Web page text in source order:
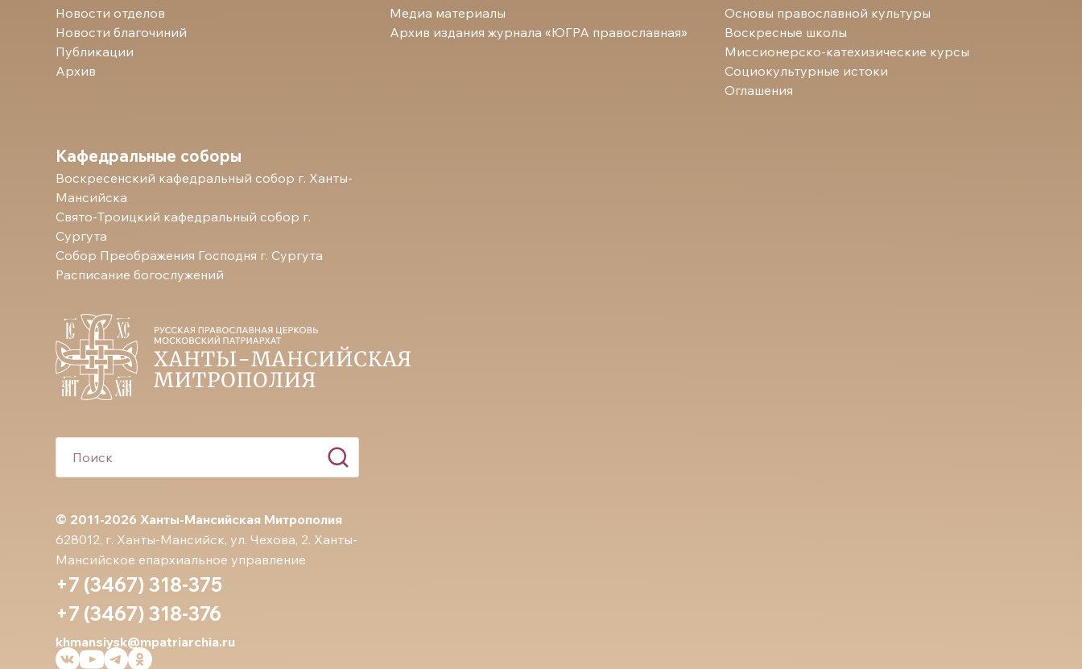
© 2011-2026 Ханты-Мансийская Митрополия
628012, г. Ханты-Мансийск, ул. Чехова, 2. Ханты-
Мансийское епархиальное управление
+7 (3467) 318-375
+7 (3467) 318-376
khmansiysk@mpatriarchia.ru
Новости отделов
Новости благочиний
Публикации
Архив
Медиа материалы
Архив издания журнала «ЮГРА православная»
Основы православной культуры
Воскресные школы
Миссионерско-катехизические курсы
Социокультурные истоки
Оглашения
Кафедральные соборы
Воскресенский кафедральный собор г. Ханты-
Мансийска
Свято-Троицкий кафедральный собор г.
Сургута
Собор Преображения Господня г. Сургута
Расписание богослужений